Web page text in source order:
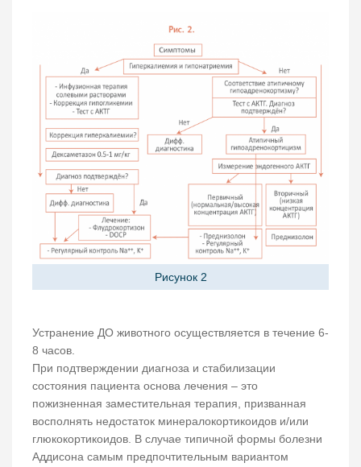
Рисунок 2
Устранение ДО животного осуществляется в течение 6-
8 часов.
При подтверждении диагноза и стабилизации
состояния пациента основа лечения – это
пожизненная заместительная терапия, призванная
восполнять недостаток минералокортикоидов и/или
глюкокортикоидов. В случае типичной формы болезни
Аддисона самым предпочтительным вариантом